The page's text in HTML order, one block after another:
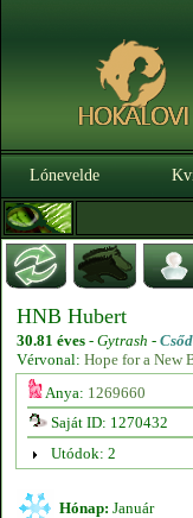
Lónevelde
HNB Hubert
30.81 éves - Gytrash -
Vérvonal: Hope for a New
Anya: 1269660
Saját ID: 1270432
Utódok: 2
Hónap: Január